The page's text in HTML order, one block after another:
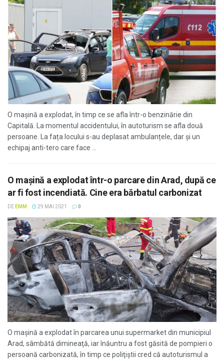
O mașină a explodat, în timp ce se afla într-o benzinărie din
Capitală. La momentul accidentului, în autoturism se afla două
persoane. La fața locului s-au deplasat ambulanțele, dar și un
echipaj anti-tero care face ...
O mașină a explodat într-o parcare din Arad, după ce
ar fi fost incendiată. Cine era bărbatul carbonizat
DE EMM 29 MAI 2021 0
O maşină a explodat în parcarea unui supermarket din municipiul
Arad, sâmbătă dimineaţă, iar înăuntru a fost găsită de pompieri o
persoană carbonizată, în timp ce poliţiştii cred că autoturismul a